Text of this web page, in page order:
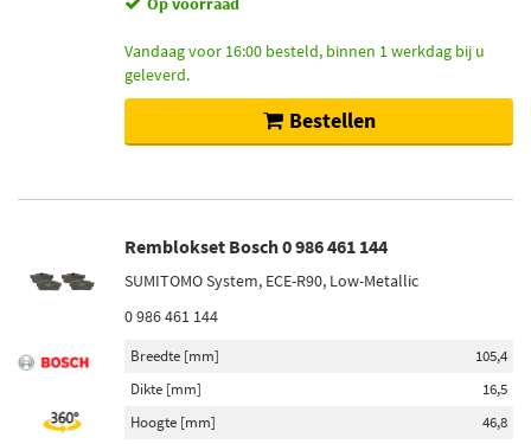
Vandaag voor 16:00 besteld, binnen 1 werkdag bij u
geleverd.
Bestellen
Remblokset Bosch 0 986 461 144
SUMITOMO System, ECE-R90, Low-Metallic
0 986 461 144
Breedte [mm]
105,4
Dikte [mm]
16,5
Hoogte [mm]
46,8